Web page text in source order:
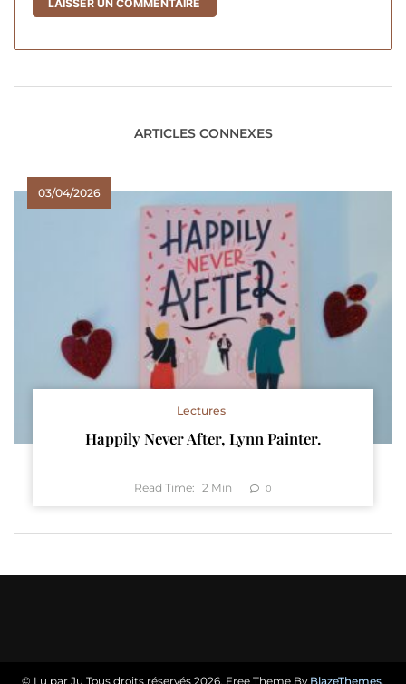
ARTICLES CONNEXES
03/04/2026
Lectures
Happily Never After, Lynn Painter.
Read Time: 2 Min 0
© Lu par Ju Tous droits réservés 2026. Free Theme By BlazeThemes.